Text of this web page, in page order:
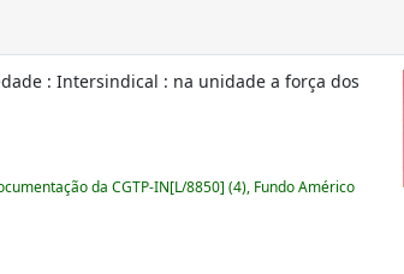
: Intersindical : na unidade a força dos
da CGTP-IN[L/8850] (4), Fundo Américo